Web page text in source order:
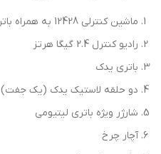
ماشین کنترلی 12428 به همراه باتری لیتیوم اصلی
رادیو کنترل 2.4 گیگا هرتز
باتری یدک
دو حلقه لاستیک یدک (یک جفت)
شارژر ویژه باتری لیتیومی
آچار چرخ